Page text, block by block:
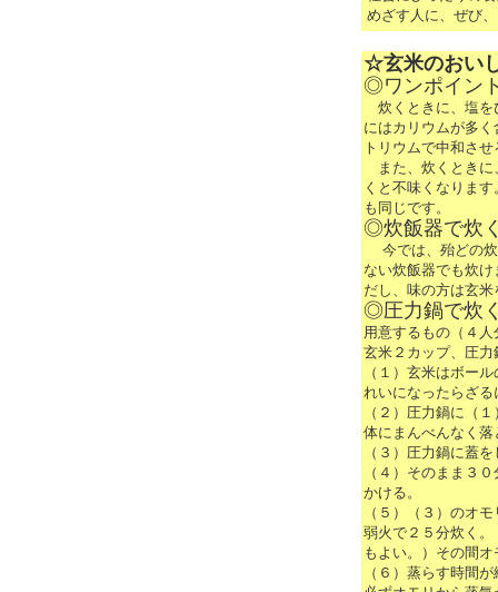
めざす人に、ぜび
☆玄米のおい
◎ワンポイン
炊くときに、塩を
にはカリウムが多
トリウムで中和さ
また、炊くときに
くと不味くなりま
も同じです。
◎炊飯器で炊
今では、殆どの炊
ない炊飯器でも炊
だし、味の方は玄
◎圧力鍋で炊
用意するもの（４人
玄米２カップ、圧
（１）玄米はボー
れいになったらざる
（２）圧力鍋に（
体にまんべんなく落
（３）圧力鍋に蓋
（４）そのまま３
かける。
（５）（３）のオ
弱火で２５分炊く
もよい。）その間
（６）蒸らす時間